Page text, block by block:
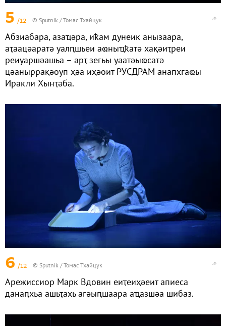
5 /12 © Sputnik / Томас Тхайцук
Абзиабара, азаҵәра, иҟам дунеик анызаара,
аҭаацәаратә уалԥшьеи аҩныҵҟатә хақәиҭреи
реиуаршәашьа – арҭ зегьы уаатәыҩсатә
цәаныррақәоуп ҳәа иҳәоит РУСДРАМ анапхгаҩы
Иракли Хынҭәба.
6 /12 © Sputnik / Томас Тхайцук
Арежиссиор Марк Вдовин еиҭеиҳәеит апиеса
данаԥхьа ашьҭахь агәыԥшаара аҵазшәа шибаз.